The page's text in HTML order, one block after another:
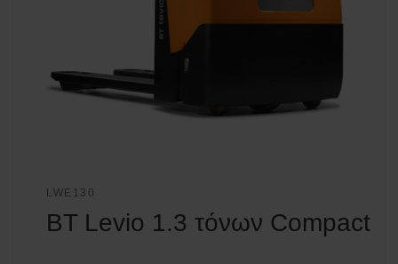
LWE130
BT Levio 1.3 τόνων Compact